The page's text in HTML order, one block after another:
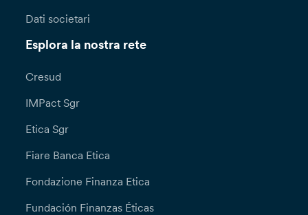
Dati societari
Esplora la nostra rete
Cresud
IMPact Sgr
Etica Sgr
Fiare Banca Etica
Fondazione Finanza Etica
Fundación Finanzas Éticas